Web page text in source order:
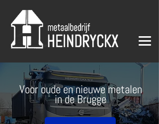
Voor oude en nieuwe metalen
in de Brugge